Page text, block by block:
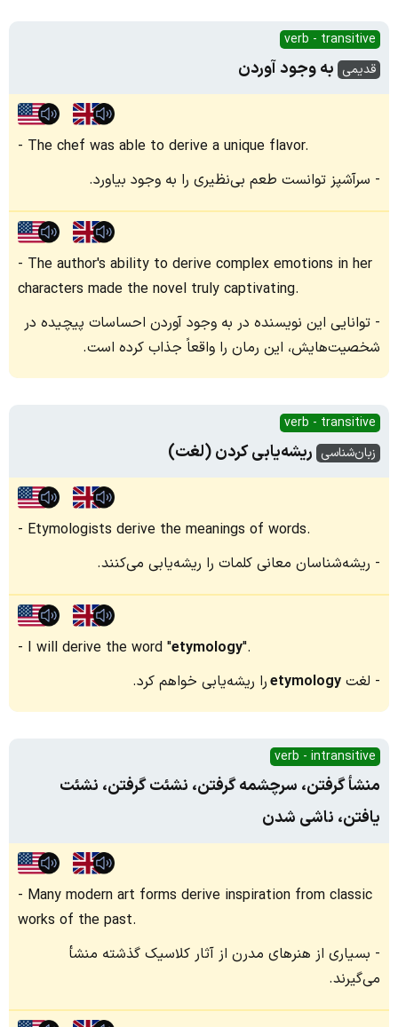
verb - transitive
قدیمی به‌ وجود آوردن
The chef was able to derive a unique flavor.
سرآشپز توانست طعم بی‌نظیری را به وجود بیاورد.
The author's ability to derive complex emotions in her
characters made the novel truly captivating.
توانایی این نویسنده در به وجود آوردن احساسات پیچیده در
شخصیت‌هایش، این رمان را واقعاً جذاب کرده است.
verb - transitive
زبان‌شناسی ریشه‌یابی کردن (لغت)
Etymologists derive the meanings of words.
ریشه‌شناسان معانی کلمات را ریشه‌یابی می‌کنند.
I will derive the word "etymology".
لغت etymologyرا ریشه‌یابی خواهم کرد.
verb - intransitive
منشأ گرفتن، سرچشمه گرفتن، نشئت گرفتن، نشئت
یافتن، ناشی شدن
Many modern art forms derive inspiration from classic
works of the past.
بسیاری از هنرهای مدرن از آثار کلاسیک گذشته منشأ
می‌گیرند.